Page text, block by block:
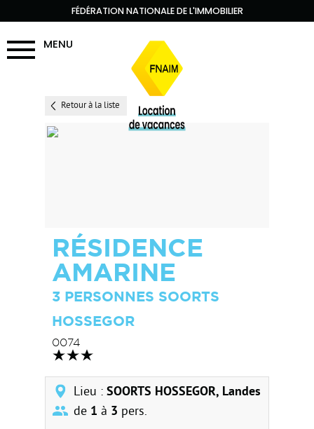
FÉDÉRATION NATIONALE DE L'IMMOBILIER
MENU
Retour à la liste
RÉSIDENCE
AMARINE
3 PERSONNES SOORTS
HOSSEGOR
0074
Lieu : SOORTS HOSSEGOR, Landes
de 1 à 3 pers.